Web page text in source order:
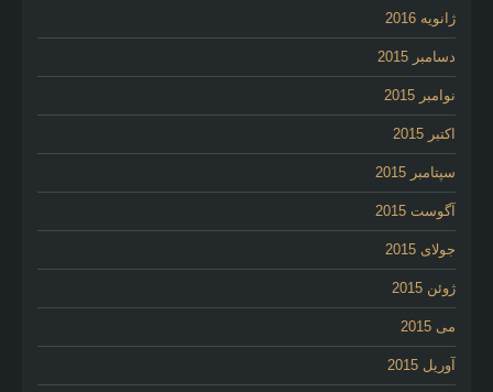
ژانویه 2016
دسامبر 2015
نوامبر 2015
اکتبر 2015
سپتامبر 2015
آگوست 2015
جولای 2015
ژوئن 2015
می 2015
آوریل 2015